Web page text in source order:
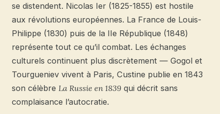
se distendent. Nicolas Ier (1825-1855) est hostile
aux révolutions européennes. La France de Louis-
Philippe (1830) puis de la IIe République (1848)
représente tout ce qu’il combat. Les échanges
culturels continuent plus discrètement — Gogol et
Tourgueniev vivent à Paris, Custine publie en 1843
son célèbre La Russie en 1839 qui décrit sans
complaisance l’autocratie.